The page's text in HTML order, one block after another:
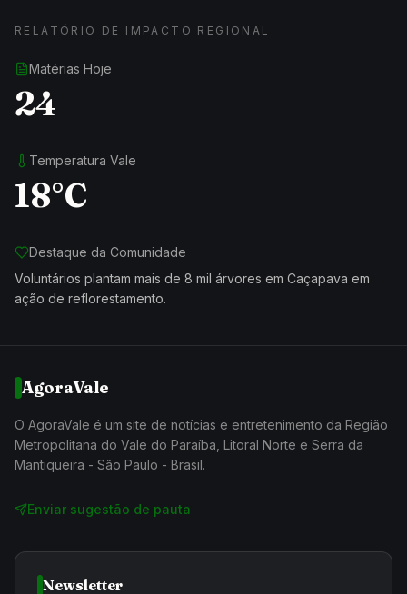
RELATÓRIO DE IMPACTO REGIONAL
Matérias Hoje
24
Temperatura Vale
18°C
Destaque da Comunidade
Voluntários plantam mais de 8 mil árvores em Caçapava em
ação de reflorestamento.
AgoraVale
O AgoraVale é um site de notícias e entretenimento da Região
Metropolitana do Vale do Paraíba, Litoral Norte e Serra da
Mantiqueira - São Paulo - Brasil.
Enviar sugestão de pauta
Newsletter